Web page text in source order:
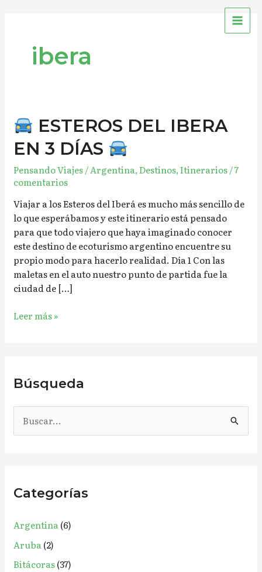
ibera
ESTEROS DEL IBERA
EN 3 DÍAS
Pensando Viajes/Argentina,Destinos,Itinerarios/7
comentarios
Viajar a los Esteros del Iberá es mucho más sencillo de
lo que esperábamos y este itinerario está pensado
para que todo viajero que haya imaginado conocer
este destino de ecoturismo argentino encuentre su
propio modo para hacerlo realidad. Día 1 Con las
maletas en el auto nuestro punto de partida fue la
ciudad de […]
ESTEROS
DEL
EN
DÍAS
Leer más »
Búsqueda
u
a
p
o
r
Categorías
Argentina(6)
Aruba (2)
Bitácoras(37)